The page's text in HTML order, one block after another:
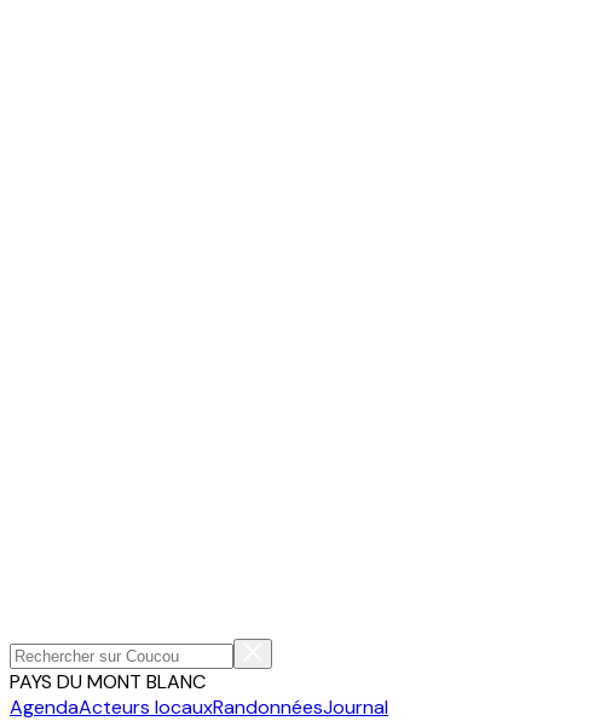
PAYS DU MONT BLANC
AgendaActeurs locauxRandonnéesJournal